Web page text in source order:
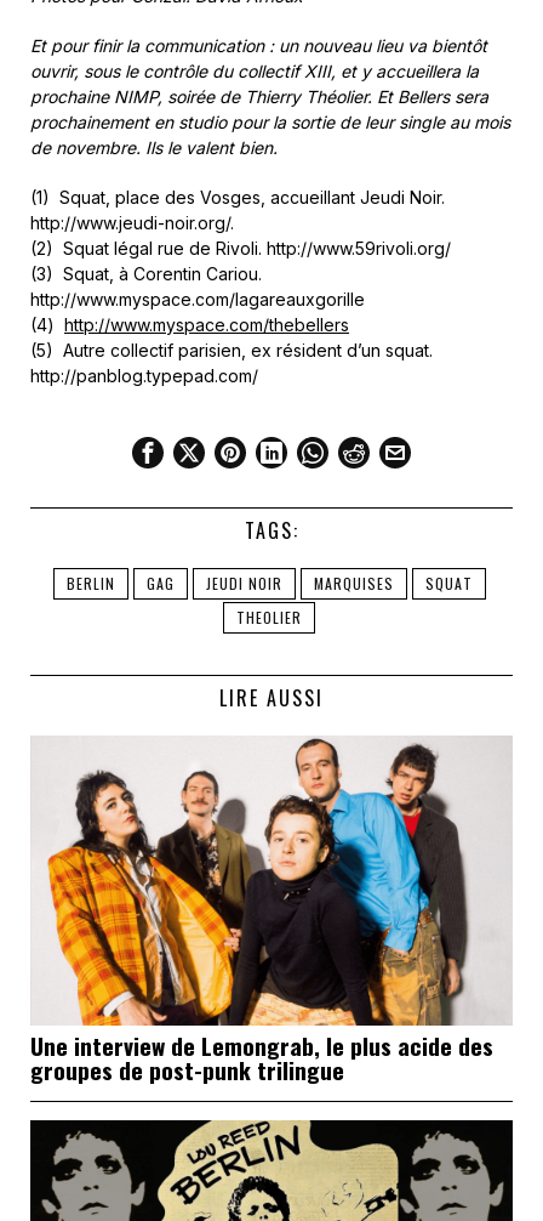
Et pour finir la communication : un nouveau lieu va bientôt
ouvrir, sous le contrôle du collectif XIII, et y accueillera la
prochaine NIMP, soirée de Thierry Théolier. Et Bellers sera
prochainement en studio pour la sortie de leur single au mois
de novembre. Ils le valent bien.
(1) Squat, place des Vosges, accueillant Jeudi Noir.
http://www.jeudi-noir.org/.
(2) Squat légal rue de Rivoli. http://www.59rivoli.org/
(3) Squat, à Corentin Cariou.
http://www.myspace.com/lagareauxgorille
(4) http://www.myspace.com/thebellers
(5) Autre collectif parisien, ex résident d’un squat.
http://panblog.typepad.com/
TAGS:
BERLIN GAG JEUDI NOIR MARQUISES
SQUAT
THEOLIER
LIRE AUSSI
Une interview de Lemongrab, le plus acide des
groupes de post-punk trilingue